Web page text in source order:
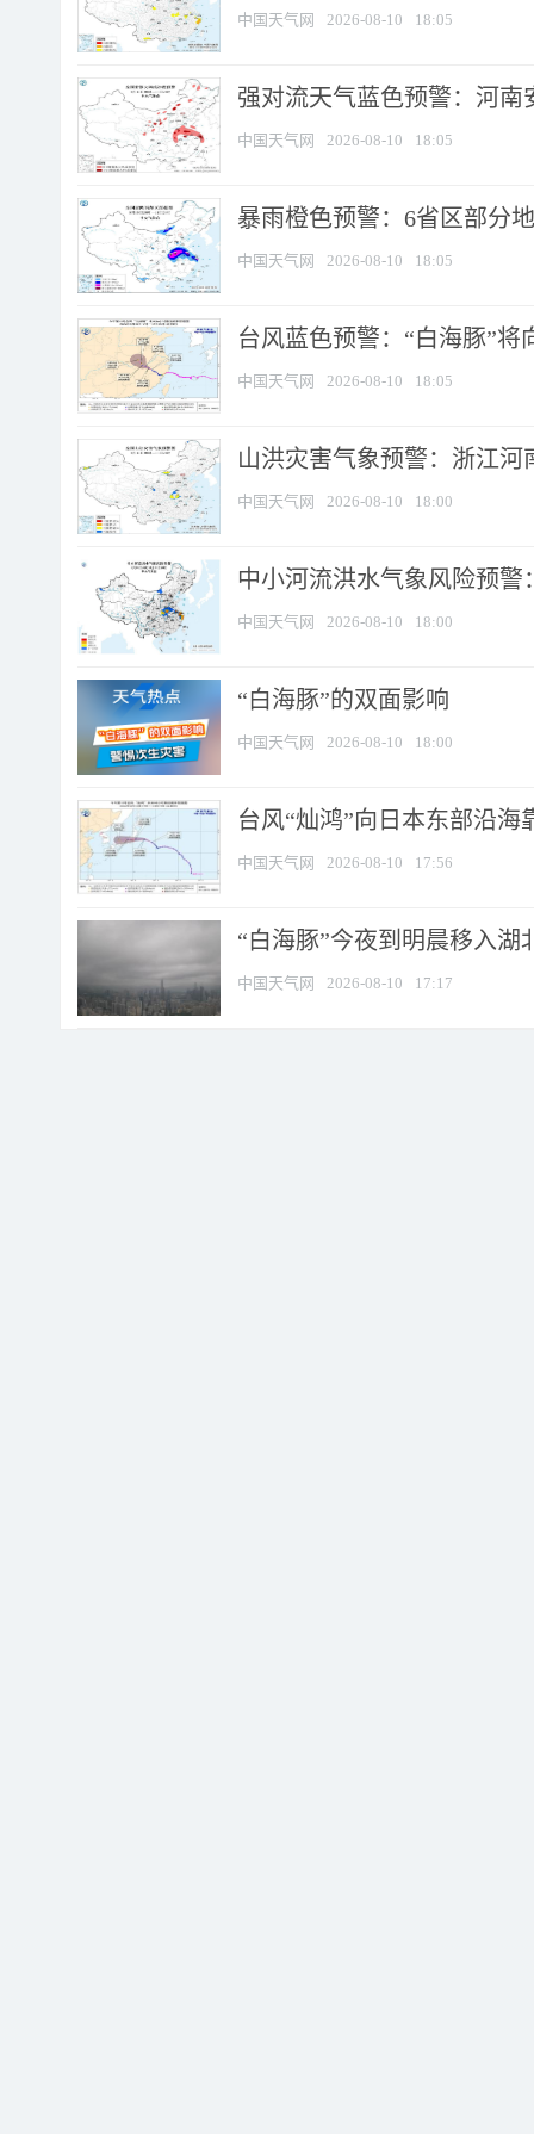
中国天气网 2026-08-10 18:05
强对流天气蓝色预警：河南
中国天气网 2026-08-10 18:05
暴雨橙色预警：6省区部分
中国天气网 2026-08-10 18:05
台风蓝色预警：“白海豚”
中国天气网 2026-08-10 18:05
山洪灾害气象预警：浙江
中国天气网 2026-08-10 18:00
中小河流洪水气象风险预
中国天气网 2026-08-10 18:00
​“白海豚”的双面影响
中国天气网 2026-08-10 18:00
台风“灿鸿”向日本东部沿海
中国天气网 2026-08-10 17:56
“白海豚”今夜到明晨移入湖
中国天气网 2026-08-10 17:17